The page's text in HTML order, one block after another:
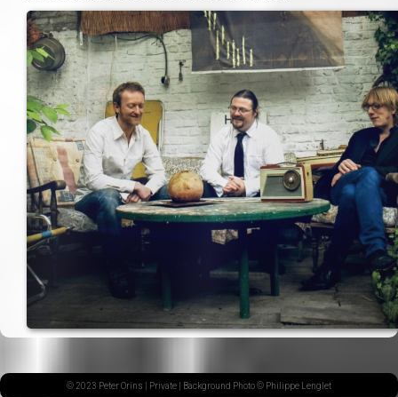
© 2023 Peter Orins | Private | Background Photo © Philippe Lenglet